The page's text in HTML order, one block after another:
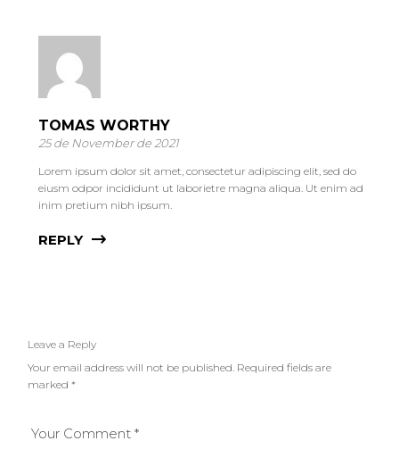
TOMAS WORTHY
25 de November de 2021
Lorem ipsum dolor sit amet, consectetur adipiscing elit, sed do
eiusm odpor incididunt ut laborietre magna aliqua. Ut enim ad
inim pretium nibh ipsum.
REPLY
Leave a Reply
Your email address will not be published. Required fields are
marked *